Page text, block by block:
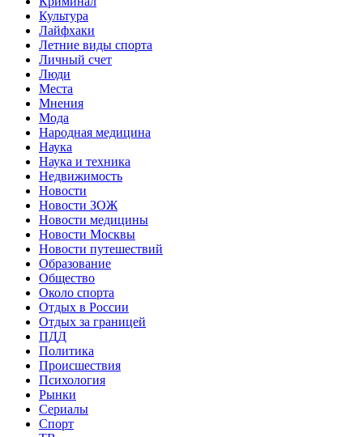
Культура
Лайфхаки
Летние виды спорта
Личный счет
Люди
Места
Мнения
Мода
Народная медицина
Наука
Наука и техника
Недвижимость
Новости
Новости ЗОЖ
Новости медицины
Новости Москвы
Новости путешествий
Образование
Общество
Около спорта
Отдых в России
Отдых за границей
ПДД
Политика
Происшествия
Психология
Рынки
Сериалы
Спорт